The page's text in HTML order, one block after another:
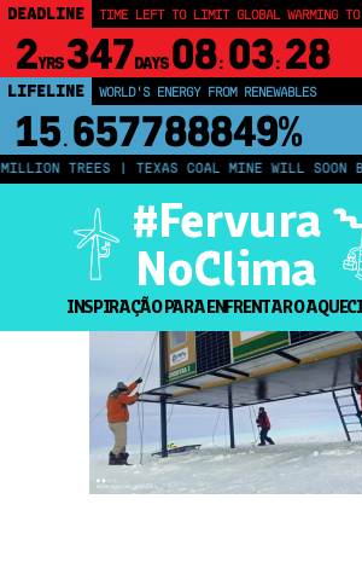
DEADLINE TIME LEFT TO LIMIT GLOBAL WARMING
2YRS347DAYS 08: 03: 27
LIFELINE WORLD'S ENERGY FROM RENEWABLES
15. 657788854%
TREES | TEXAS COAL MINE WILL SOON
#Fervura
NoClima
INSPIRAÇÃO PARA ENFRENTAR O